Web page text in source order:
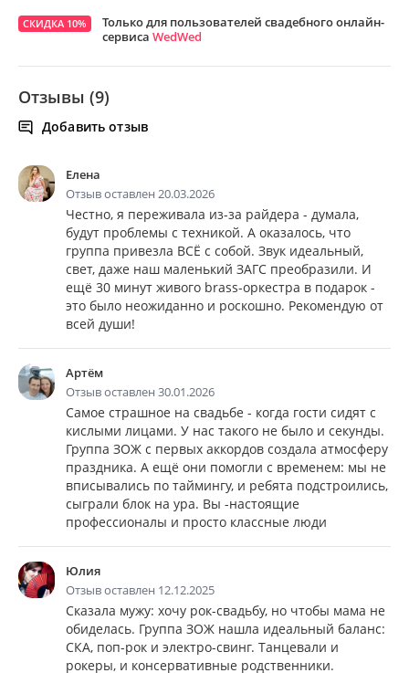
СКИДКА 10%
Только для пользователей свадебного онлайн-
сервиса WedWed
Отзывы (9)
Добавить отзыв
Елена
Отзыв оставлен 20.03.2026
Честно, я переживала из-за райдера - думала,
будут проблемы с техникой. А оказалось, что
группа привезла ВСЁ с собой. Звук идеальный,
свет, даже наш маленький ЗАГС преобразили. И
ещё 30 минут живого brass-оркестра в подарок -
это было неожиданно и роскошно. Рекомендую от
всей души!
Артём
Отзыв оставлен 30.01.2026
Самое страшное на свадьбе - когда гости сидят с
кислыми лицами. У нас такого не было и секунды.
Группа ЗОЖ с первых аккордов создала атмосферу
праздника. А ещё они помогли с временем: мы не
вписывались по таймингу, и ребята подстроились,
сыграли блок на ура. Вы -настоящие
профессионалы и просто классные люди
Юлия
Отзыв оставлен 12.12.2025
Сказала мужу: хочу рок-свадьбу, но чтобы мама не
обиделась. Группа ЗОЖ нашла идеальный баланс:
СКА, поп-рок и электро-свинг. Танцевали и
рокеры, и консервативные родственники.